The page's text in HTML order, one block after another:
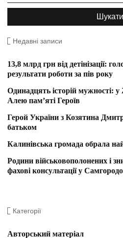
Недавні записи
13,8 млрд грн від детінізації:
результати роботи за пів року
Одинадцять історій мужності:
Алею пам’яті Героїв
Герой України з Козятина
батьком
Калинівська громада обрала
Родини військовополонених і
фахові консультації у
Категорії
Авторський матеріал